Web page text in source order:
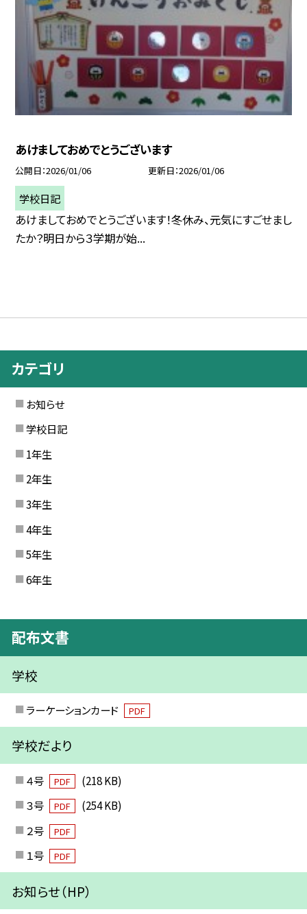
あけましておめでとうございます
公開日 2026/01/06 更新日 2026/01/06
学校日記
あけましておめでとうございます！冬休み、元気にすごせまし
たか？明日から３学期が始...
カテゴリ
お知らせ
学校日記
1年生
2年生
3年生
4年生
5年生
6年生
配布文書
学校
ラーケーションカード PDF
学校だより
４号 PDF
(218 KB)
３号
PDF
(254 KB)
２号
PDF
１号 PDF
お知らせ（HP）